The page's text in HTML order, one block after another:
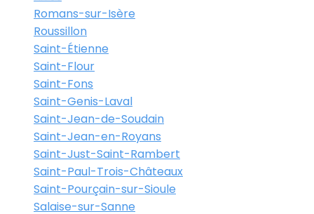
Romans-sur-Isère
Roussillon
Saint-Étienne
Saint-Flour
Saint-Fons
Saint-Genis-Laval
Saint-Jean-de-Soudain
Saint-Jean-en-Royans
Saint-Just-Saint-Rambert
Saint-Paul-Trois-Châteaux
Saint-Pourçain-sur-Sioule
Salaise-sur-Sanne